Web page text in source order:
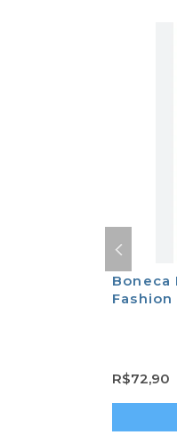
Boneca
R$72,90